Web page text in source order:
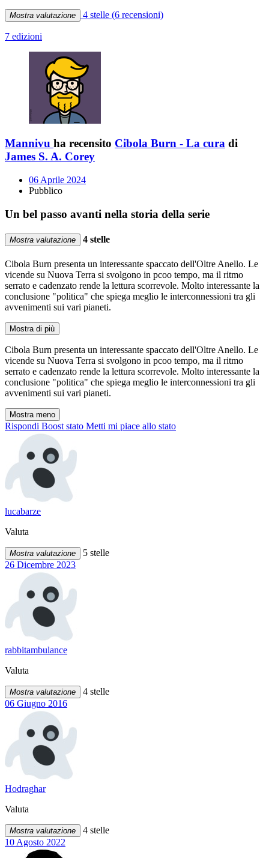
Mostra valutazione 4 stelle (6 recensioni)
7 edizioni
Mannivu ha recensito Cibola Burn - La cura di
James S. A. Corey
06 Aprile 2024
Pubblico
Un bel passo avanti nella storia della serie
Mostra valutazione 4 stelle
Cibola Burn presenta un interessante spaccato dell'Oltre Anello. Le
vicende su Nuova Terra si svolgono in pcoo tempo, ma il ritmo
serrato e cadenzato rende la lettura scorrevole. Molto interessante la
conclusione "politica" che spiega meglio le interconnessioni tra gli
avvenimenti sui vari pianeti.
Mostra di più
Cibola Burn presenta un interessante spaccato dell'Oltre Anello. Le
vicende su Nuova Terra si svolgono in pcoo tempo, ma il ritmo
serrato e cadenzato rende la lettura scorrevole. Molto interessante la
conclusione "politica" che spiega meglio le interconnessioni tra gli
avvenimenti sui vari pianeti.
Mostra meno
Rispondi Boost stato Metti mi piace allo stato
lucabarze
Valuta
Mostra valutazione
5 stelle
26 Dicembre 2023
rabbitambulance
Valuta
Mostra valutazione
4 stelle
06 Giugno 2016
Hodraghar
Valuta
Mostra valutazione
4 stelle
10 Agosto 2022